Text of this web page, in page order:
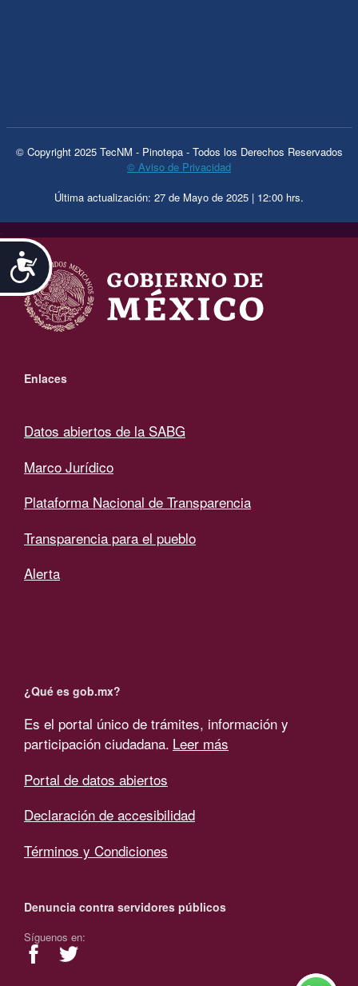
Accesibilidad
© Copyright 2025 TecNM - Pinotepa - Todos los Derechos Reservados
© Aviso de Privacidad
Última actualización: 27 de Mayo de 2025 | 12:00 hrs.
.
Enlaces
Datos abiertos de la SABG
Marco Jurídico
Plataforma Nacional de Transparencia
Transparencia para el pueblo
Alerta
¿Qué es gob.mx?
Es el portal único de trámites, información y
participación ciudadana. Leer más
Portal de datos abiertos
Declaración de accesibilidad
Términos y Condiciones
Denuncia contra servidores públicos
Síguenos en: